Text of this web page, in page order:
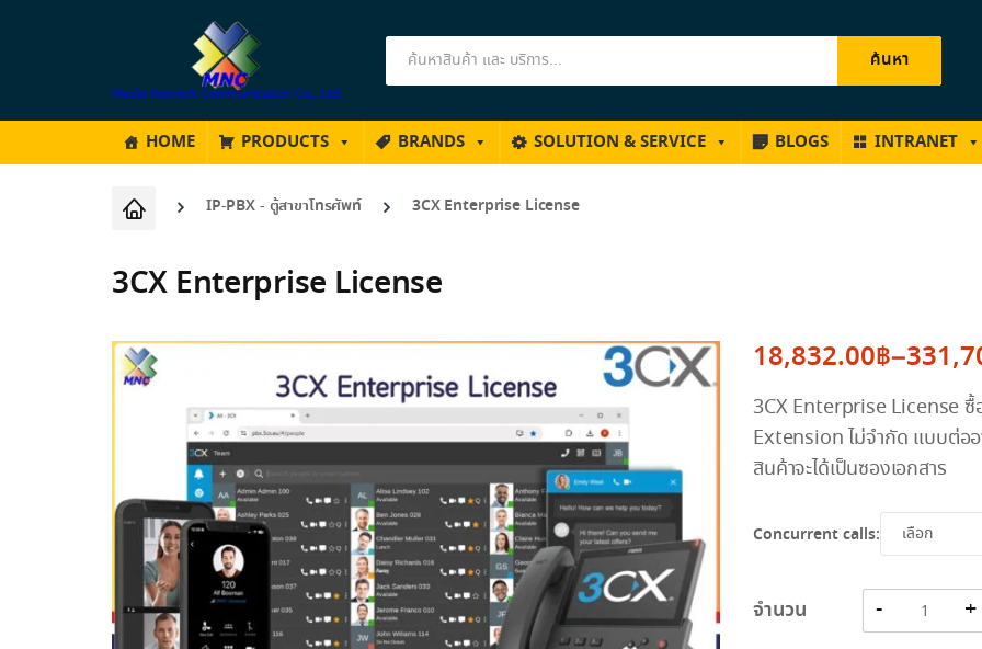
Products
ค้นหา
HOME PRODUCTS BRANDS SOLUTION & SERVICE BLOGS INTRANET
IP-PBX - ตู้สาขาโทรศัพท์ 3CX Enterprise License
3CX Enterprise License
18,832.00฿–
range:
18,832.00฿
through
331,700.00฿
3CX Enterprise License
Extension ไม่จำกัด แบบต่อ
สินค้าจะได้เป็นซองเอกสาร
Concurrent calls:
จำนวน